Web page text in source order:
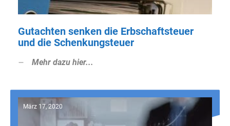
Gutachten senken die Erbschaftsteuer
und die Schenkungsteuer
Mehr dazu hier...
März 17, 2020